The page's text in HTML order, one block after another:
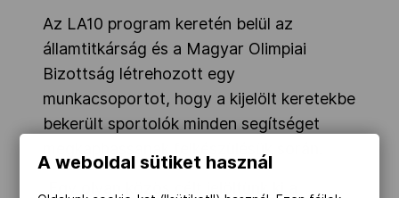
Az LA10 program keretén belül az
államtitkárság és a Magyar Olimpiai
Bizottság létrehozott egy
munkacsoportot, hogy a kijelölt keretekbe
bekerült sportolók minden segítséget
A weboldal sütiket használ